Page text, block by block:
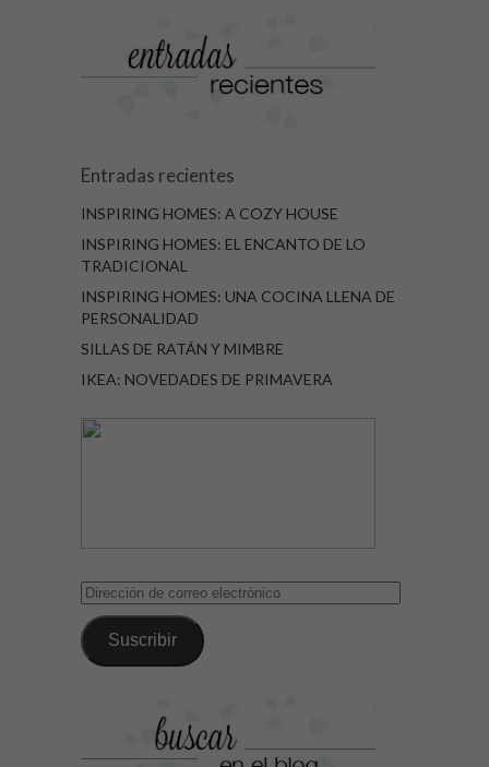
Entradas recientes
INSPIRING HOMES: A COZY HOUSE
INSPIRING HOMES: EL ENCANTO DE LO
TRADICIONAL
INSPIRING HOMES: UNA COCINA LLENA DE
PERSONALIDAD
SILLAS DE RATÁN Y MIMBRE
IKEA: NOVEDADES DE PRIMAVERA
Dirección
correo
electrónico
Suscribir